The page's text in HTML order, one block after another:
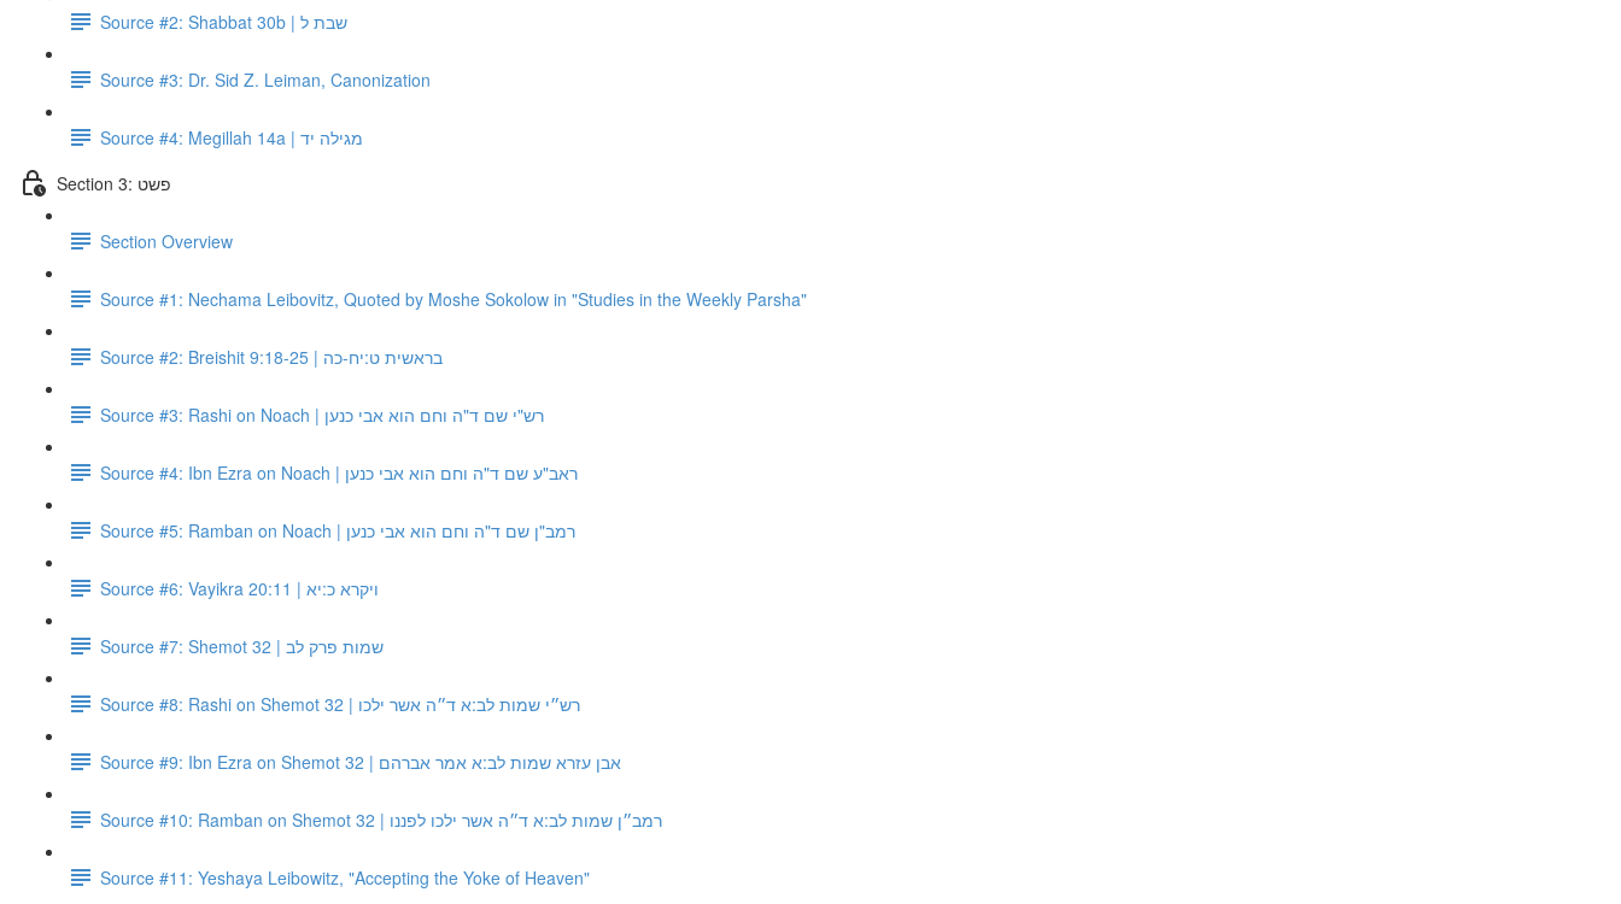
Source #2: Shabbat 30b | שבת ל
Source #3: Dr. Sid Z. Leiman, Canonization
Source #4: Megillah 14a | מגילה יד
Section 3: פשט
Section Overview
Source #1: Nechama Leibovitz, Quoted by Moshe Sokolow in "Studies in the Weekly Parsha"
Source #2: Breishit 9:18-25 | בראשית ט:יח-כה
Source #3: Rashi on Noach | רש"י שם ד"ה וחם הוא אבי כנען
Source #4: Ibn Ezra on Noach | ראב"ע שם ד"ה וחם הוא אבי כנען
Source #5: Ramban on Noach | רמב"ן שם ד"ה וחם הוא אבי כנען
Source #6: Vayikra 20:11 | ויקרא כ:יא
Source #7: Shemot 32 | שמות פרק לב
Source #8: Rashi on Shemot 32 | רש״י שמות לב:א ד״ה אשר ילכו
Source #9: Ibn Ezra on Shemot 32 | אבן עזרא שמות לב:א אמר אברהם
Source #10: Ramban on Shemot 32 | רמב״ן שמות לב:א ד״ה אשר ילכו לפננו
Source #11: Yeshaya Leibowitz, "Accepting the Yoke of Heaven"